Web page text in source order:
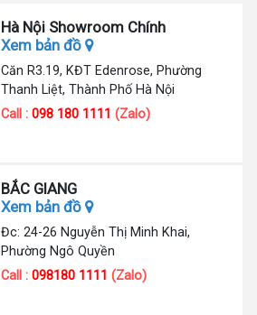
Hà Nội Showroom Chính
Xem bản đồ
Căn R3.19, KĐT Edenrose, Phường
Thanh Liệt, Thành Phố Hà Nội
Call :098 180 1111 (Zalo)
BẮC GIANG
Xem bản đồ
Đc: 24-26 Nguyễn Thị Minh Khai,
Phường Ngô Quyền
Call :098180 1111 (Zalo)